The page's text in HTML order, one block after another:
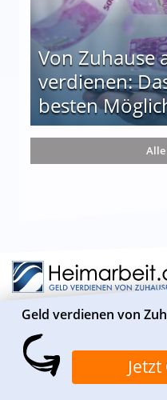
Von Zuhause
verdienen:
besten
die 15 besten
Alle
ÜBER HEIMARBEIT.DE
Heimarbeit.de ist ein
Geld verdienen von
Jetzt